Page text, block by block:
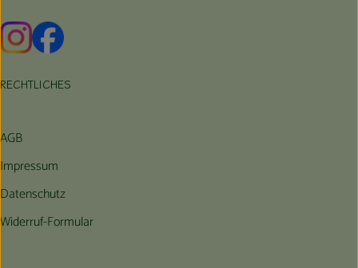
Externer Link zu https://www.instagram.com/hofbauernhof/
Externer Link zu https://www.facebook.com/
RECHTLICHES
AGB
Impressum
Datenschutz
Widerruf-Formular